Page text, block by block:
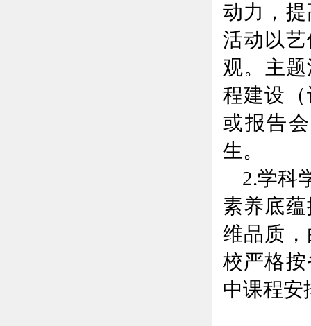
动力，
活动以
观。主
程建设
或报告
生。
2.学科
素养底
维品质
校严格
中课程安